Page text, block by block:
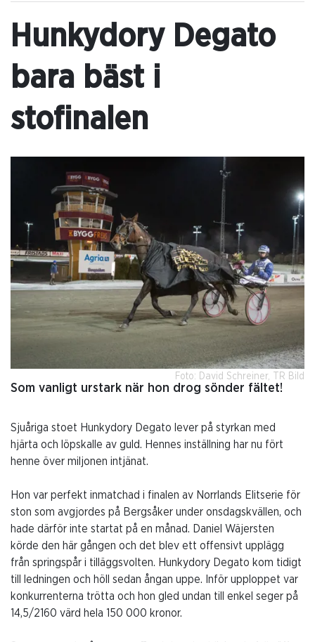
Foto: David Schreiner, TR Bild
Hunkydory Degato
bara bäst i
stofinalen
Som vanligt urstark när hon drog sönder fältet!
Sjuåriga stoet Hunkydory Degato lever på styrkan med
hjärta och löpskalle av guld. Hennes inställning har nu fört
henne över miljonen intjänat.
Hon var perfekt inmatchad i finalen av Norrlands Elitserie för
ston som avgjordes på Bergsåker under onsdagskvällen, och
hade därför inte startat på en månad. Daniel Wäjersten
körde den här gången och det blev ett offensivt upplägg
från springspår i tilläggsvolten. Hunkydory Degato kom tidigt
till ledningen och höll sedan ångan uppe. Inför upploppet var
konkurrenterna trötta och hon gled undan till enkel seger på
14,5/2160 värd hela 150 000 kronor.